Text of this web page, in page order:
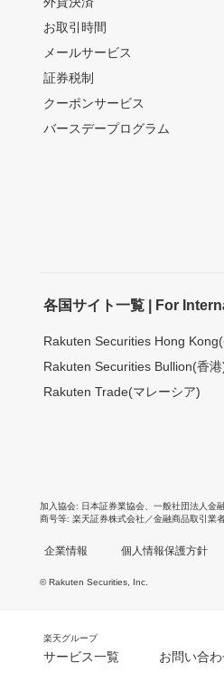
お取引時間
メールサービス
証券税制
クーポンサービス
バースデープログラム
各国サイト一覧 | For
Rakuten Securities Hong
Rakuten Securities Bullion(香港
Rakuten Trade(マレーシア)
加入協会 日本証券業協会 一般社団法人金
商号等 楽天証券株式会社／金融商品取引業
企業情報 個人情報保護方針
© Rakuten Securities, Inc.
楽天グループ
サービス一覧 お問い合